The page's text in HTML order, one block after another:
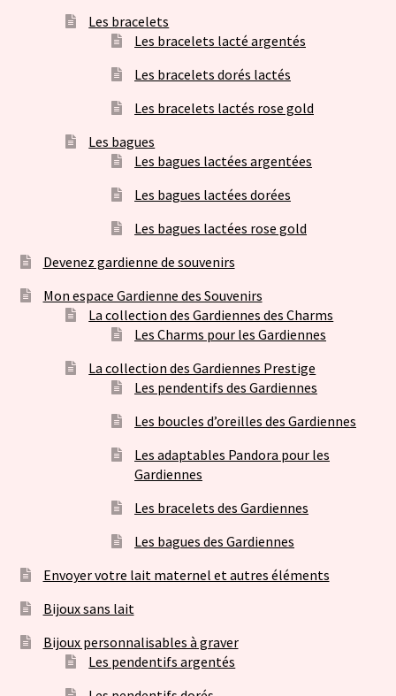
Les bracelets
Les bracelets lacté argentés
Les bracelets dorés lactés
Les bracelets lactés rose gold
Les bagues
Les bagues lactées argentées
Les bagues lactées dorées
Les bagues lactées rose gold
Devenez gardienne de souvenirs
Mon espace Gardienne des Souvenirs
La collection des Gardiennes des Charms
Les Charms pour les Gardiennes
La collection des Gardiennes Prestige
Les pendentifs des Gardiennes
Les boucles d’oreilles des Gardiennes
Les adaptables Pandora pour les
Gardiennes
Les bracelets des Gardiennes
Les bagues des Gardiennes
Envoyer votre lait maternel et autres éléments
Bijoux sans lait
Bijoux personnalisables à graver
Les pendentifs argentés